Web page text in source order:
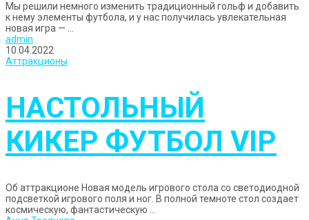
Мы решили немного изменить традиционный гольф и добавить
к нему элементы футбола, и у нас получилась увлекательная
новая игра — ...
admin
10.04.2022
Аттракционы
НАСТОЛЬНЫЙ
КИКЕР ФУТБОЛ VIP
Об аттракционе Новая модель игрового стола со светодиодной
подсветкой игрового поля и ног. В полной темноте стол создает
космическую, фантастическую ...